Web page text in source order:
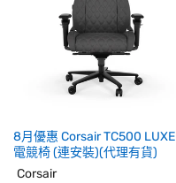
8月優惠 Corsair TC500 LUXE
電競椅 (連安裝)(代理有貨)
Corsair